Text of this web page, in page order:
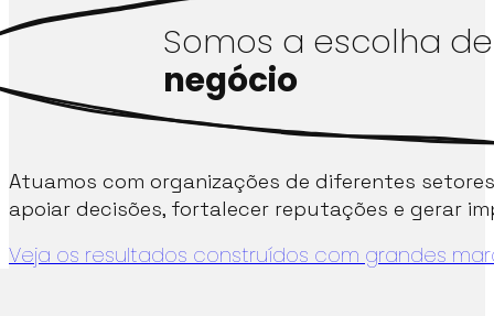
Somos a escolha
negócio
Atuamos com organizações de diferentes
apoiar decisões, fortalecer reputações e gerar
Veja os resultados construídos com grandes